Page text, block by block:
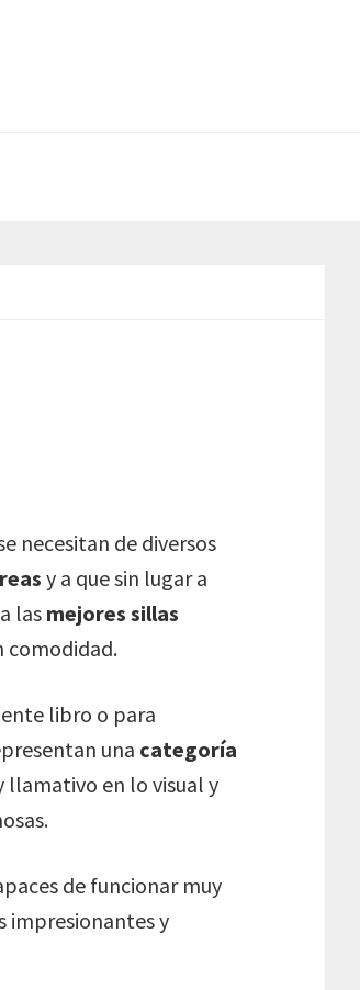
necesitan de diversos
y a que sin lugar a
las mejores sillas
comodidad.
libro o para
una categoría
llamativo en lo visual y
de funcionar muy
impresionantes y